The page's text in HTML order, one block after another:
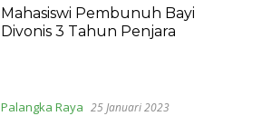
Mahasiswi Pembunuh Bayi
Divonis 3 Tahun Penjara
Palangka Raya 25 Januari 2023